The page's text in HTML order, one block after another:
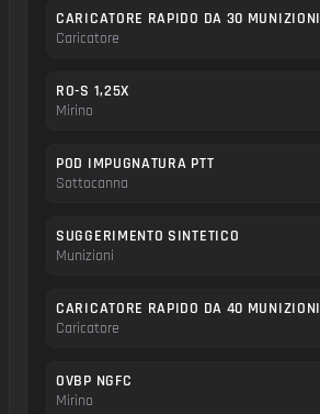
CARICATORE RAPIDO DA 30 MUNIZIONI
Caricatore
RO-S 1,25X
Mirino
POD IMPUGNATURA PTT
Sottocanna
SUGGERIMENTO SINTETICO
Munizioni
CARICATORE RAPIDO DA 40 MUNIZIONI
Caricatore
OVBP NGFC
Mirino